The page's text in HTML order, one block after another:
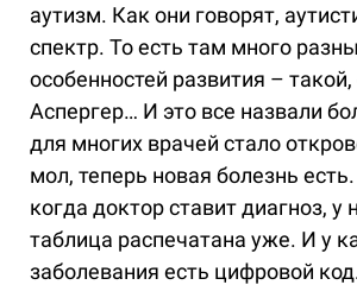
аутизм. Как они говорят,
спектр. То есть там много
особенностей развития – такой,
Аспергер… И это все назвали
для многих врачей стало
мол, теперь новая болезнь
когда доктор ставит диагноз, у
таблица распечатана уже. И у
заболевания есть цифровой